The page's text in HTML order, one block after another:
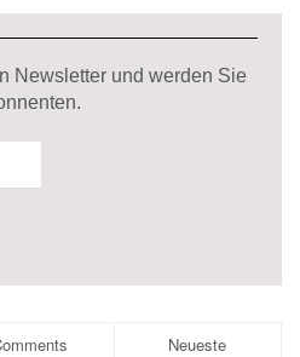
Newsletter und werden Sie
Neueste